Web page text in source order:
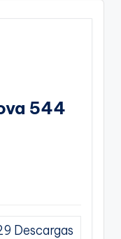
544
Descargas